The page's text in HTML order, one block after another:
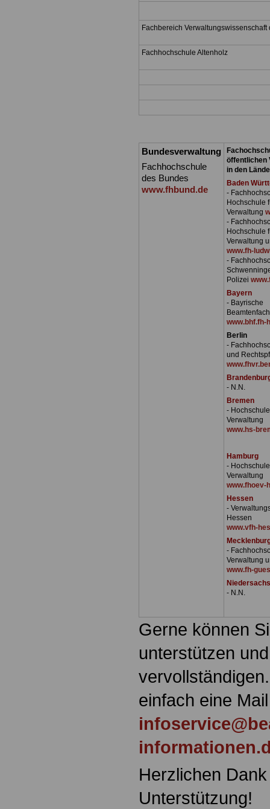
Fachbereich Verwaltungswissenschaft
Fachhochschule Altenholz
Bundesverwaltung
Fachhochschule
des Bundes
www.fhbund.de
öffentlichen
in den
Baden
-
Hochschule
Verwaltung
-
Hochschule
Verwaltung
www.fh-
-
Polizei
Bayern
- Bayrische
www.bhf.fh-
Berlin
-
und
- N.N.
Bremen
-
Verwaltung
www.hs-
Hamburg
-
Verwaltung
www.fhoev-
Hessen
-
Hessen
www.vfh-
-
Verwaltung
www.fh-
- N.N.
Gerne können
unterstützen
einfach eine
Herzlichen
Unterstützung!